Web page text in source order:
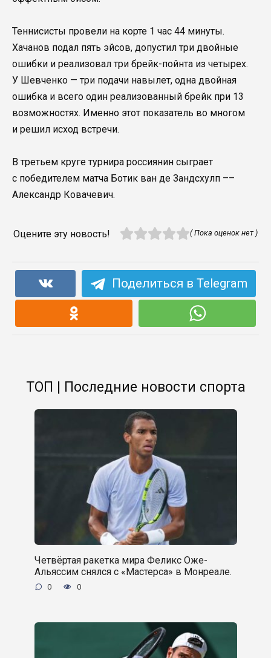
Теннисисты провели на корте 1 час 44 минуты.
Хачанов подал пять эйсов, допустил три двойные
ошибки и реализовал три брейк-пойнта из четырех.
У Шевченко — три подачи навылет, одна двойная
ошибка и всего один реализованный брейк при 13
возможностях. Именно этот показатель во многом
и решил исход встречи.
В третьем круге турнира россиянин сыграет
с победителем матча Ботик ван де Зандсхулп ––
Александр Ковачевич.
Оцените эту новость! ( Пока оценок нет )
Поделиться в Telegram
ТОП | Последние новости спорта
Четвёртая ракетка мира Феликс Оже-
Альяссим снялся с «Мастерса» в Монреале.
0 0